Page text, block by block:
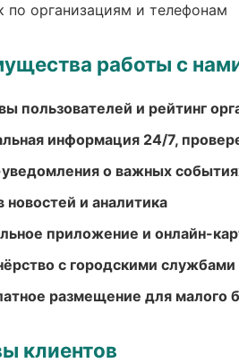
по организациям и телефонам
работы с
пользователей и рейтинг
информация 24/7,
о важных
новостей и аналитика
приложение и онлайн-
с городскими службами
размещение для малого
клиентов